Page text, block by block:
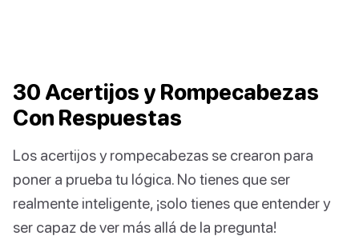
30 Acertijos y Rompecabezas
Con Respuestas
Los acertijos y rompecabezas se crearon para
poner a prueba tu lógica. No tienes que ser
realmente inteligente, ¡solo tienes que entender y
ser capaz de ver más allá de la pregunta!